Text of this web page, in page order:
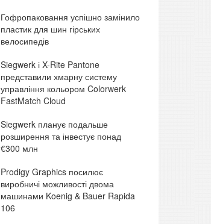
Гофропаковання успішно замінило
пластик для шин гірських
велосипедів
Siegwerk і X-Rite Pantone
представили хмарну систему
управління кольором Colorwerk
FastMatch Cloud
Siegwerk планує подальше
розширення та інвестує понад
€300 млн
Prodigy Graphics посилює
виробничі можливості двома
машинами Koenig & Bauer Rapida
106